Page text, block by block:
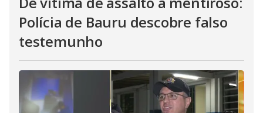
Polícia de Bauru descobre falso
testemunho